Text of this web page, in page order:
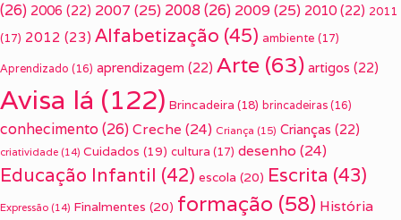
(26) 2006 (22) 2007 (25) 2008(26) 2009(25) 2010 (22) 2011
(17) 2012 (23) Alfabetização (45) ambiente (17)
Aprendizado (16) aprendizagem (22) Arte (63) artigos (22)
Avisa lá (122) Brincadeira (18) brincadeiras (16)
conhecimento(26) Creche (24) Criança (15) Crianças (22)
criatividade (14) Cuidados (19) cultura (17) desenho (24)
Educação Infantil (42) escola (20) Escrita (43)
Expressão (14) Finalmentes (20) formação (58) História